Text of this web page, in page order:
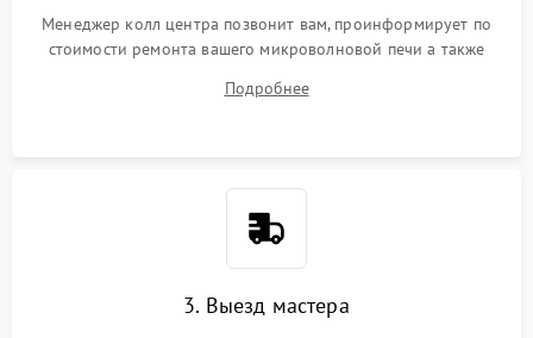
Менеджер колл центра позвонит вам, проинформирует по
стоимости ремонта вашего микроволновой печи а также
Подробнее
3. Выезд мастера